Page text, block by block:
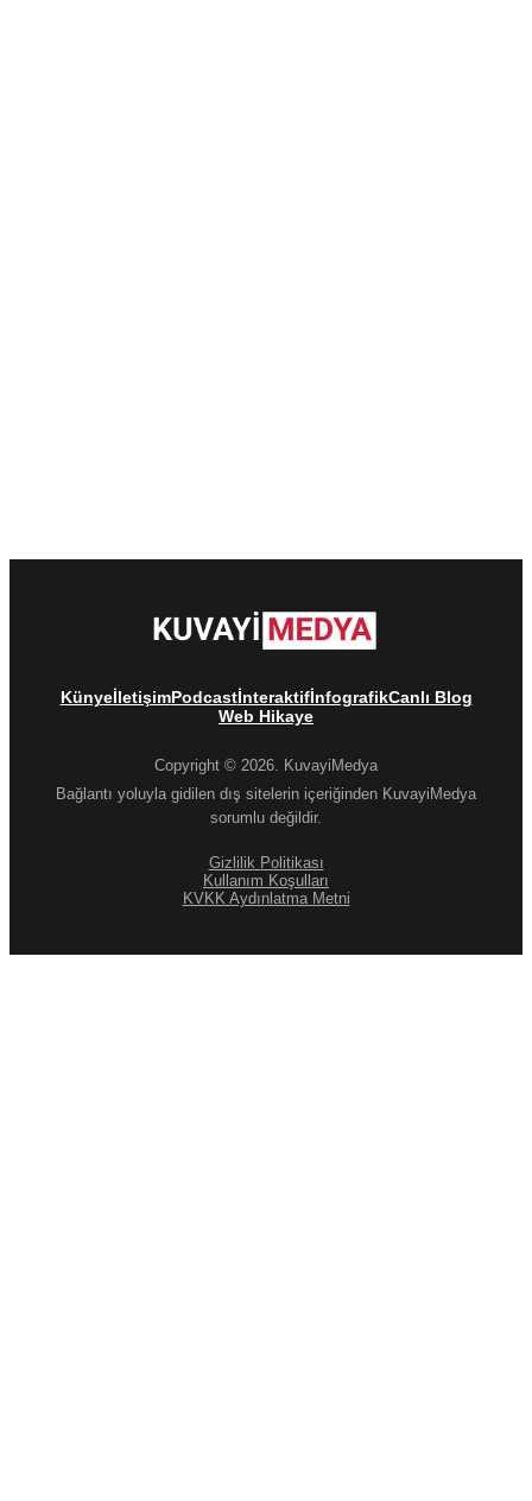
KünyeİletişimPodcastİnteraktifİnfografikCanlı Blog
Web Hikaye
Copyright © 2026. KuvayiMedya
Bağlantı yoluyla gidilen dış sitelerin içeriğinden KuvayiMedya
sorumlu değildir.
Gizlilik Politikası
Kullanım Koşulları
KVKK Aydınlatma Metni